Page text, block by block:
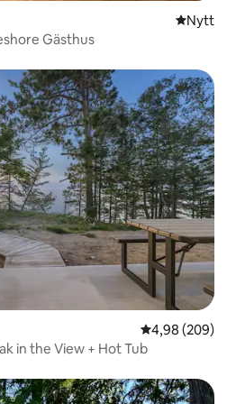
NyttNytt
Gästhus
4,98 av 5 i
4,98 (209)
in the View + Hot Tub